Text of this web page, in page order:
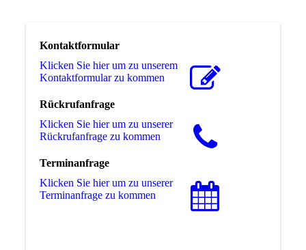
Kontaktformular
Klicken Sie hier um zu unserem
Kon­takt­for­mu­lar zu kommen
Rückrufanfrage
Klicken Sie hier um zu unserer
Rückrufanfrage zu kommen
Terminanfrage
Klicken Sie hier um zu unserer
Terminanfrage zu kommen